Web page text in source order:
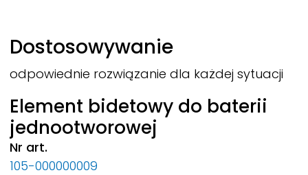
Dostosowywanie
odpowiednie rozwiązanie dla każdej sytuacji
Element bidetowy do baterii
jednootworowej
Nr art.
105-000000009